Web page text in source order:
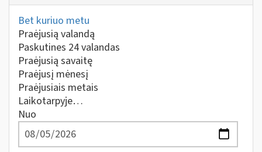
Bet kuriuo metu
Praėjusią valandą
Paskutines 24 valandas
Praėjusią savaitę
Praėjusį mėnesį
Praėjusiais metais
Laikotarpyje…
Nuo